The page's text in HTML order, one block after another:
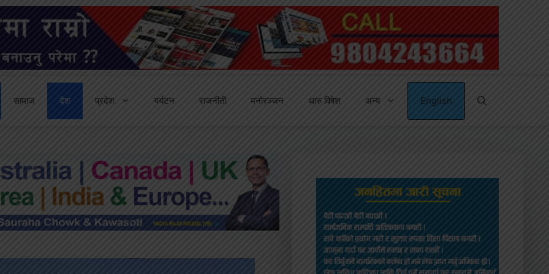
सामाज देश प्रदेश पर्यटन राजनीती मनोरञ्जन थारु विषेश अन्य English